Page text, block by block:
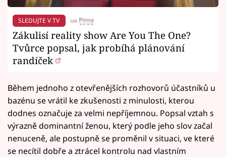
SLEDUJTE V TV
Zákulisí reality show Are You The One?
Tvůrce popsal, jak probíhá plánování
randíček
Během jednoho z otevřenějších rozhovorů účastníků u
bazénu se vrátil ke zkušenosti z minulosti, kterou
dodnes označuje za velmi nepříjemnou. Popsal vztah s
výrazně dominantní ženou, který podle jeho slov začal
nenuceně, ale postupně se proměnil v situaci, ve které
se necítil dobře a ztrácel kontrolu nad vlastním